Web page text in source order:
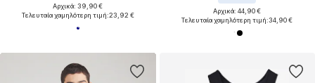
Αρχικά: 39,90 €
Τελευταία χαμηλότερη τιμή:23,92 €
Αρχικά: 44,90 €
Τελευταία χαμηλότερη τιμή:34,90 €